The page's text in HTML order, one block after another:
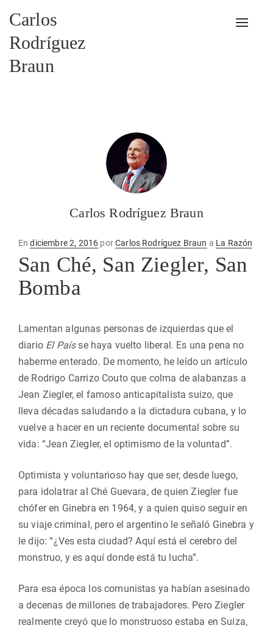
Carlos
Rodríguez
Braun
Carlos Rodríguez Braun
EnPublicado
diciembre 2, 2016 porCarlos Rodríguez Braun a La Razón
San Ché, San Ziegler, San
Bomba
Lamentan algunas personas de izquierdas que el
diario El Paísse haya vuelto liberal. Es una pena no
haberme enterado. De momento, he leído un artículo
de Rodrigo Carrizo Couto que colma de alabanzas a
Jean Ziegler, el famoso anticapitalista suizo, que
lleva décadas saludando a la dictadura cubana, y lo
vuelve a hacer en un reciente documental sobre su
vida: “Jean Ziegler, el optimismo de la voluntad”.
Optimista y voluntarioso hay que ser, desde luego,
para idolatrar al Ché Guevara, de quien Ziegler fue
chófer en Ginebra en 1964, y a quien quiso seguir en
su viaje criminal, pero el argentino le señaló Ginebra y
le dijo: “¿Ves esta ciudad? Aquí está el cerebro del
monstruo, y es aquí donde está tu lucha”.
Para esa época los comunistas ya habían asesinado
a decenas de millones de trabajadores. Pero Ziegler
realmente creyó que lo monstruoso estaba en Suiza,